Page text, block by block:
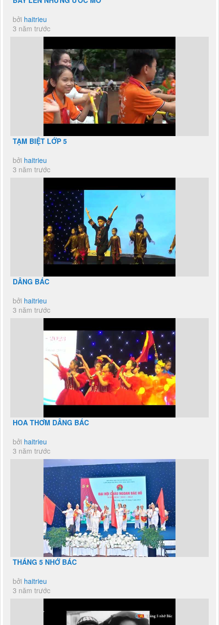
bởi haitrieu
3 năm trước
TẠM BIỆT LỚP 5
bởi haitrieu
3 năm trước
DÂNG BÁC
bởi haitrieu
3 năm trước
HOA THƠM DÂNG BÁC
bởi haitrieu
3 năm trước
THÁNG 5 NHỚ BÁC
bởi haitrieu
3 năm trước